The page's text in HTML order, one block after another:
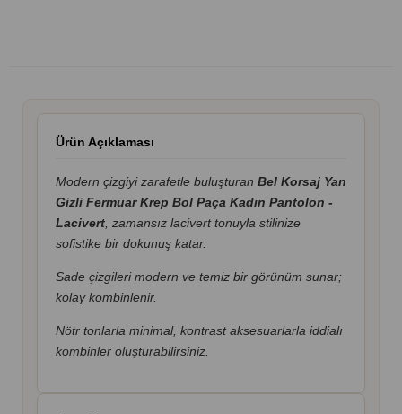
Ürün Açıklaması
Modern çizgiyi zarafetle buluşturan Bel Korsaj Yan
Gizli Fermuar Krep Bol Paça Kadın Pantolon -
Lacivert , zamansız lacivert tonuyla stilinize
sofistike bir dokunuş katar.
Sade çizgileri modern ve temiz bir görünüm sunar;
kolay kombinlenir.
Nötr tonlarla minimal, kontrast aksesuarlarla iddialı
kombinler oluşturabilirsiniz.